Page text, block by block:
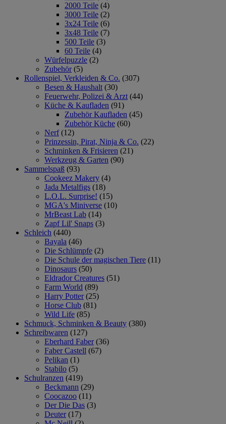
2000 Teile (4)
3000 Teile (2)
3x24 Teile (6)
3x48 Teile (7)
500 Teile (3)
60 Teile (4)
Würfelpuzzle (2)
Zubehör (5)
Rollenspiel, Verkleiden & Co. (307)
Besen & Haushalt (30)
Feuerwehr, Polizei & Arzt (44)
Küche & Kaufladen (91)
Zubehör Kaufladen (45)
Zubehör Küche (60)
Nerf (12)
Prinzessin, Pirat, Ninja & Co. (22)
Schminken & Frisieren (21)
Werkzeug & Garten (90)
Sammelspaß (93)
Cookeez Makery (4)
Jada Metalfigs (18)
L.O.L. Surprise! (15)
MGA's Miniverse (10)
MrBeast Lab (14)
Zapf Lil' Snaps (3)
Schleich (440)
Bayala (46)
Die Schlümpfe (2)
Die Schule der magischen Tiere (11)
Dinosaurs (50)
Eldrador Creatures (51)
Farm World (89)
Harry Potter (25)
Horse Club (81)
Wild Life (85)
Schmuck, Schminken & Beauty (380)
Schreibwaren (127)
Eberhard Faber (36)
Faber Castell (67)
Pelikan (1)
Stabilo (5)
Schulranzen (419)
Beckmann (29)
Coocazoo (11)
Der Die Das (3)
Deuter (17)